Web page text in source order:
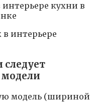
кухни в
модель (шириной